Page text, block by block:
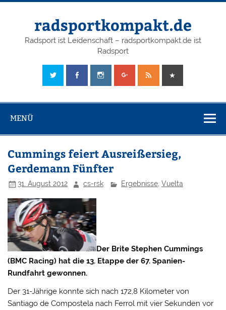
radsportkompakt.de
Radsport ist Leidenschaft – radsportkompakt.de ist
Radsport
MENÜ
Cummings feiert Ausreißersieg,
Gerdemann Fünfter
31. August 2012 cs-rsk Ergebnisse, Vuelta
Der Brite Stephen Cummings
(BMC Racing) hat die 13. Etappe der 67. Spanien-
Rundfahrt gewonnen.
Der 31-Jährige konnte sich nach 172,8 Kilometer von
Santiago de Compostela nach Ferrol mit vier Sekunden vor